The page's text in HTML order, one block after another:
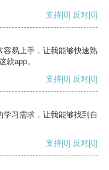
支持[0] 反对[0]
容易上手，让我能够快速熟
款app。
支持[0] 反对[0]
习需求，让我能够找到自
支持[0] 反对[0]